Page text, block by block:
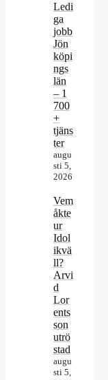
Ledi
ga
jobb
Jön
köpi
ngs
län
– 1
700
+
tjäns
ter
augu
sti 5,
2026
Vem
åkte
ur
Idol
ikvä
ll?
Arvi
d
Lor
ents
son
utrö
stad
augu
sti 5,